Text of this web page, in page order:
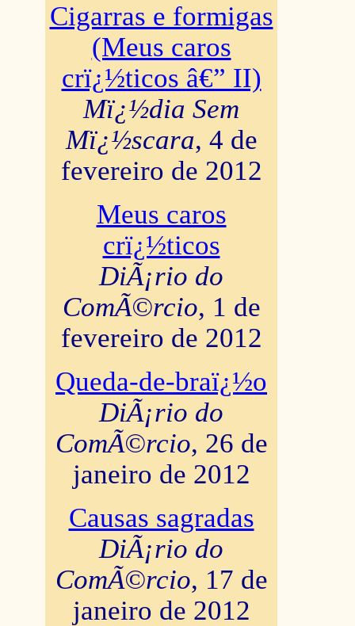
Cigarras e formigas
(Meus caros
crï¿½ticos â€” II)
Mï¿½dia Sem
Mï¿½scara, 4 de
fevereiro de 2012
Meus caros
crï¿½ticos
DiÃ¡rio do
ComÃ©rcio, 1 de
fevereiro de 2012
Queda-de-braï¿½o
DiÃ¡rio do
ComÃ©rcio, 26 de
janeiro de 2012
Causas sagradas
DiÃ¡rio do
ComÃ©rcio, 17 de
janeiro de 2012